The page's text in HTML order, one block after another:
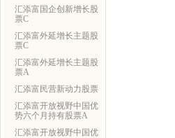
汇添富国企创新增长股
票C
汇添富外延增长主题股
票C
汇添富外延增长主题股
票A
汇添富民营新动力股票
汇添富开放视野中国优
势六个月持有股票A
汇添富开放视野中国优